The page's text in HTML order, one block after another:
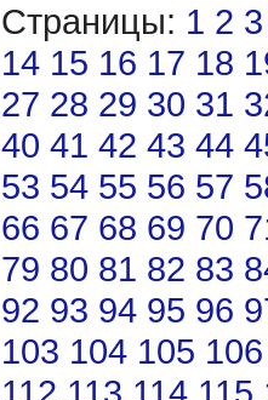
Страницы: 1 2 3
14 15 16 17 18
27 28 29 30 31
40 41 42 43 44
53 54 55 56 57
66 67 68 69 70
79 80 81 82 83
92 93 94 95 96
103 104 105 106